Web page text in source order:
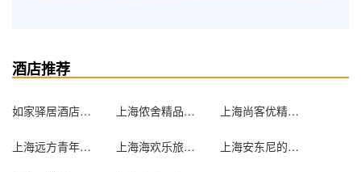
酒店推荐
如家驿居酒店（上海虹桥北新泾地铁站天山路店） 上海侬舍精品揽星阁 上海尚客优精选酒店
上海远方青年旅社 上海海欢乐旅途民宿 上海安东尼的梦公寓